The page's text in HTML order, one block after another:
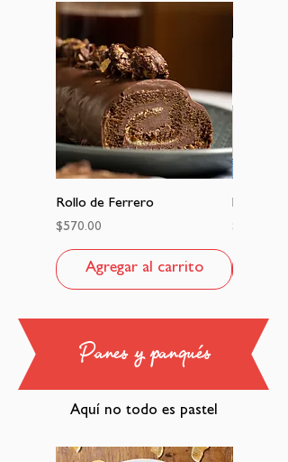
Rollo de Ferrero
Precio
$570.00
Agregar al carrito
Pastel
Precio
$530.00
Panes y panqués
Aquí no todo es pastel